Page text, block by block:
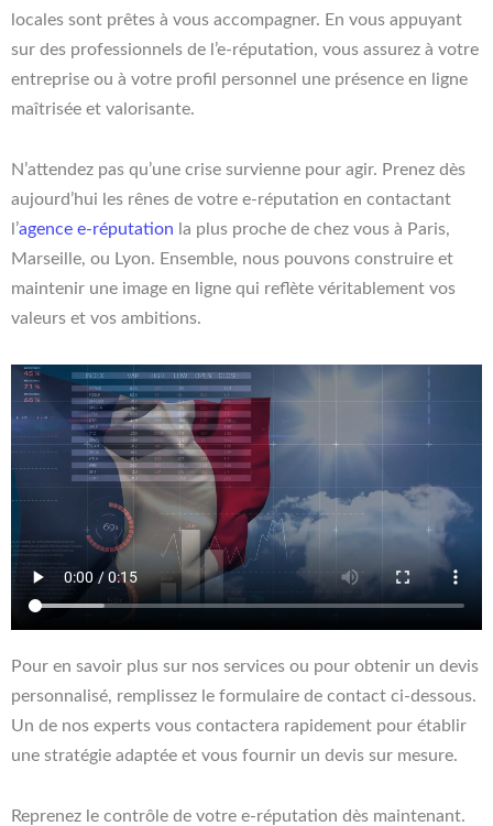
locales sont prêtes à vous accompagner. En vous appuyant
sur des professionnels de l’e-réputation, vous assurez à votre
entreprise ou à votre profil personnel une présence en ligne
maîtrisée et valorisante.
N’attendez pas qu’une crise survienne pour agir. Prenez dès
aujourd’hui les rênes de votre e-réputation en contactant
l’agence e-réputation la plus proche de chez vous à Paris,
Marseille, ou Lyon. Ensemble, nous pouvons construire et
maintenir une image en ligne qui reflète véritablement vos
valeurs et vos ambitions.
Pour en savoir plus sur nos services ou pour obtenir un devis
personnalisé, remplissez le formulaire de contact ci-dessous.
Un de nos experts vous contactera rapidement pour établir
une stratégie adaptée et vous fournir un devis sur mesure.
Reprenez le contrôle de votre e-réputation dès maintenant.